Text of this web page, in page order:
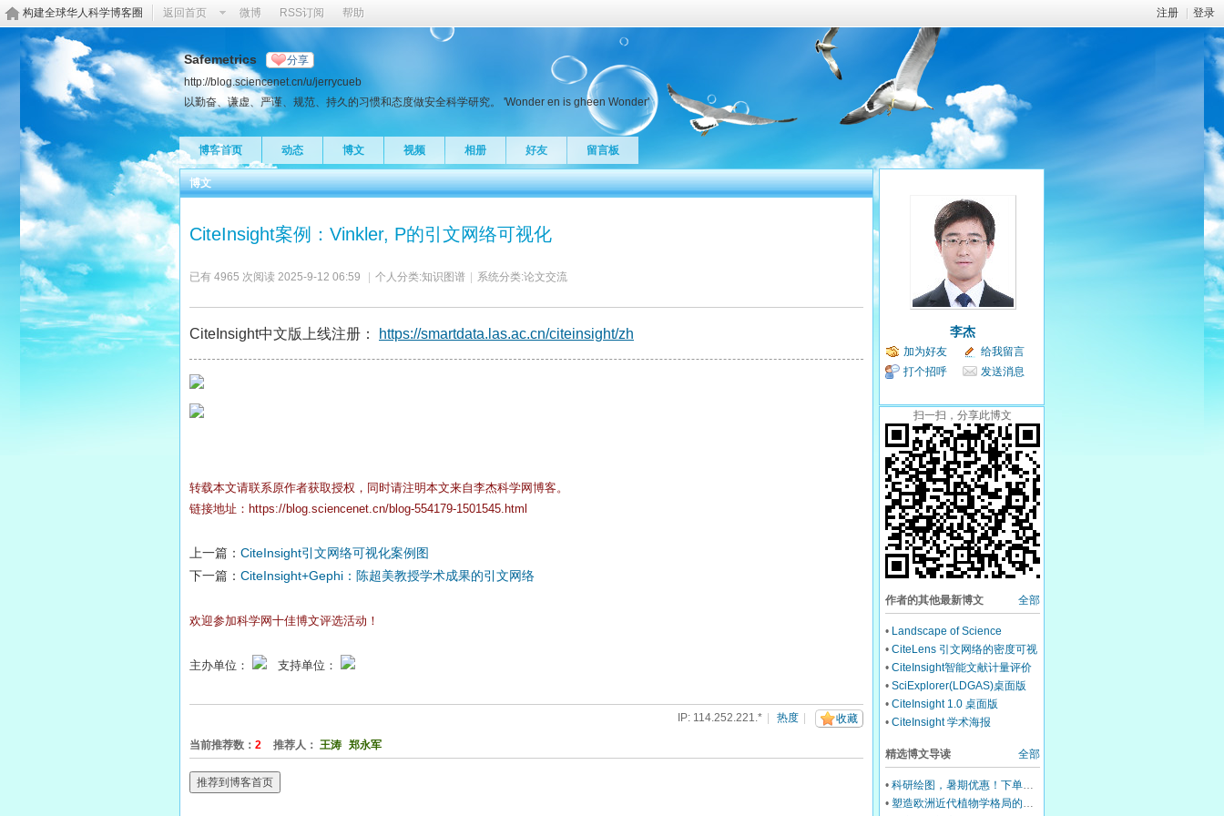
注册 登录
构建全球华人科学博客圈 返回首页 微博 RSS订阅 帮助
Safemetrics 分享
http://blog.sciencenet.cn/u/jerrycueb
以勤奋、谦虚、严谨、规范、持久的习惯和态度做安全科学研究。 'Wonder en is gheen Wonder'
博客首页 动态 博文 视频 相册 好友 留言板
博文
CiteInsight案例：Vinkler, P的引文网络可视化
已有 4965 次阅读 2025-9-12 06:59 个人分类:知识图谱 系统分类:论文交流
CiteInsight中文版上线注册： https://smartdata.las.ac.cn/citeinsight/zh
转载本文请联系原作者获取授权，同时请注明本文来自李杰科学网博客。
链接地址： https://blog.sciencenet.cn/blog-554179-1501545.html
上一篇： CiteInsight引文网络可视化案例图
下一篇： CiteInsight+Gephi：陈超美教授学术成果的引文网络
欢迎参加科学网十佳博文评选活动！
主办单位： 支持单位：
收藏
IP: 114.252.221.* 热度
当前推荐数： 2 推荐人： 王涛 郑永军
推荐到博客首页
李杰
加为好友
给我留言
打个招呼
发送消息
扫一扫，分享此博文
全部
作者的其他最新博文
• Landscape of Science
Publications
• CiteLens 引文网络的密度可视
化设计
• CiteInsight智能文献计量评价
与引文分析系统
• SciExplorer(LDGAS)桌面版
• CiteInsight 1.0 桌面版
• CiteInsight 学术海报
全部
精选博文导读
• 科研绘图，暑期优惠！下单立减500元
• 塑造欧洲近代植物学格局的马德里皇家植物园里程碑式园长